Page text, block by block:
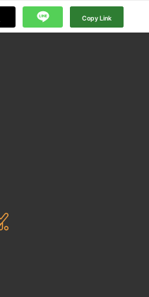
Copy Link